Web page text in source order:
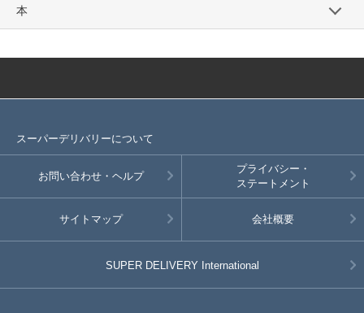
本
スーパーデリバリーについて
お問い合わせ・ヘルプ
プライバシー・
ステートメント
サイトマップ 会社概要
SUPER DELIVERY International